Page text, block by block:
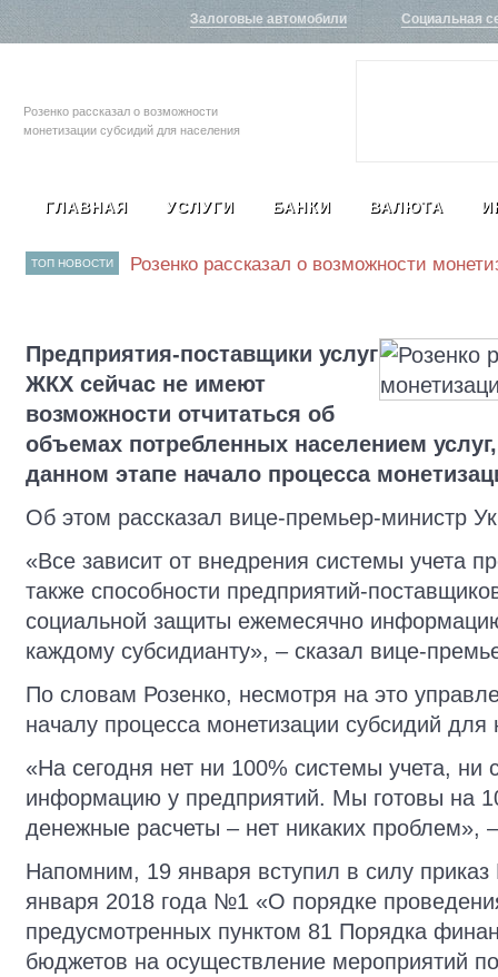
Залоговые автомобили Социальная
Розенко рассказал о возможности
монетизации субсидий для населения
ГЛАВНАЯ УСЛУГИ БАНКИ ВАЛЮТА
ТОП НОВОСТИ Розенко рассказал о возможности
Предприятия-поставщики услуг
ЖКХ сейчас не имеют
возможности отчитаться об
объемах потребленных населением
данном этапе начало процесса
Об этом рассказал вице-премьер-министр
«Все зависит от внедрения системы учета
также способности предприятий-
социальной защиты ежемесячно
каждому субсидианту», – сказал вице-
По словам Розенко, несмотря на это
началу процесса монетизации субсидий для
«На сегодня нет ни 100% системы учета, ни
информацию у предприятий. Мы готовы на
денежные расчеты – нет никаких проблем»,
Напомним, 19 января вступил в силу
января 2018 года №1 «О порядке
предусмотренных пунктом 81 Порядка
бюджетов на осуществление мероприятий